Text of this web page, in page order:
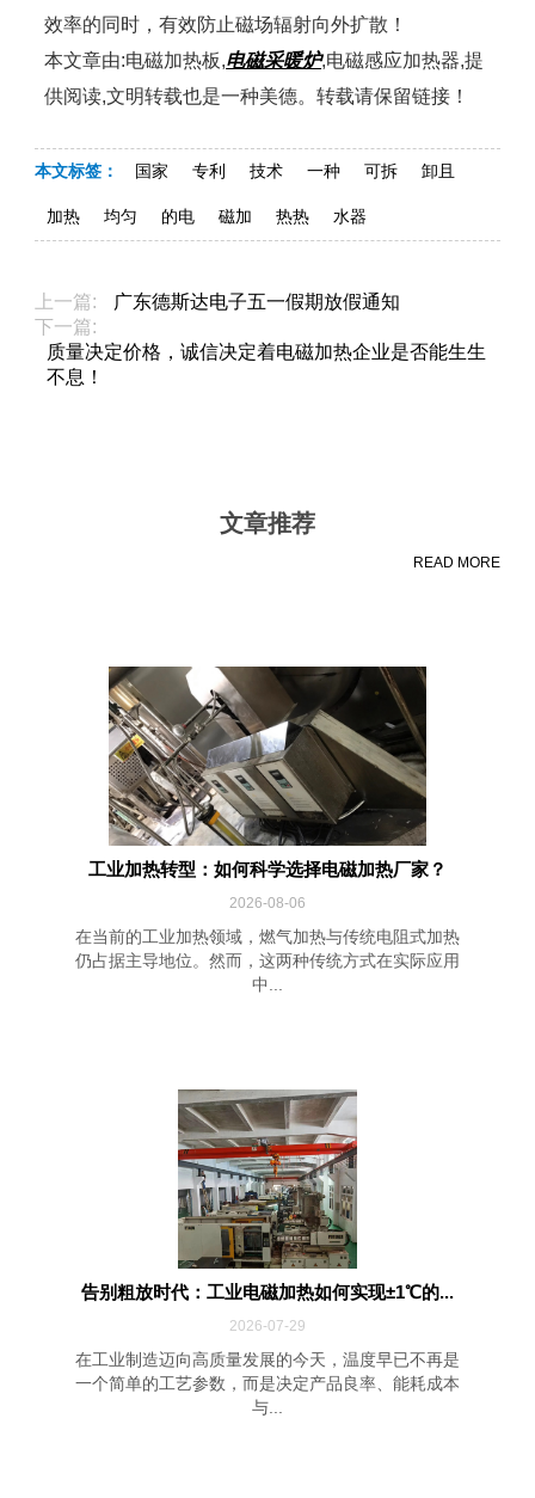
效率的同时，有效防止磁场辐射向外扩散！
本文章由:电磁加热板,电磁采暖炉,电磁感应加热器,提
供阅读,文明转载也是一种美德。转载请保留链接！
本文标签： 国家 专利 技术 一种 可拆 卸且
加热 均匀 的电 磁加 热热 水器
上一篇:
广东德斯达电子五一假期放假通知
下一篇:
质量决定价格，诚信决定着电磁加热企业是否能生生
不息！
文章推荐
READ MORE
工业加热转型：如何科学选择电磁加热厂家？
2026-08-06
在当前的工业加热领域，燃气加热与传统电阻式加热
仍占据主导地位。然而，这两种传统方式在实际应用
中...
告别粗放时代：工业电磁加热如何实现±1℃的...
2026-07-29
在工业制造迈向高质量发展的今天，温度早已不再是
一个简单的工艺参数，而是决定产品良率、能耗成本
与...